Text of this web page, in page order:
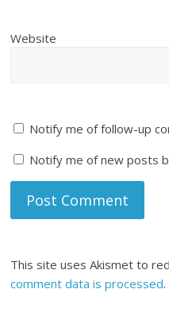
Website
Notify me of follow-up
Notify me of new posts
This site uses Akismet to
comment data is processed.